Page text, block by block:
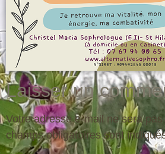
Laisser un
Votre adresse e-mail ne sera
champs obligatoires sont